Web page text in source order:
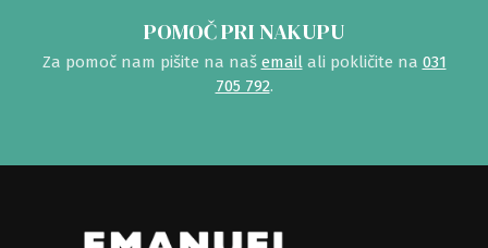
POMOČ PRI NAKUPU
Za pomoč nam pišite na naš email ali pokličite na 031
705 792.